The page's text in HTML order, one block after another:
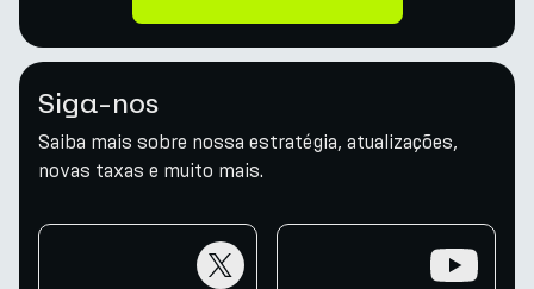
Siga-nos
Saiba mais sobre nossa estratégia, atualizações,
novas taxas e muito mais.